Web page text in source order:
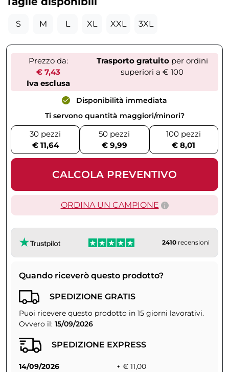
S M L XL XXL 3XL
Prezzo da:
€ 7,43
Iva esclusa
Trasporto gratuitoper ordini
superiori a € 100
Disponibilità immediata
Ti servono quantità maggiori/minori?
30 pezzi
€ 11,64
50 pezzi
€ 9,99
100 pezzi
€ 8,01
CALCOLA PREVENTIVO
ORDINA UN CAMPIONE
2410 recensioni
Quando riceverò questo prodotto?
SPEDIZIONE GRATIS
Puoi ricevere questo prodotto in 15 giorni lavorativi.
Ovvero il: 15/09/2026
SPEDIZIONE EXPRESS
14/09/2026
+ € 11,00